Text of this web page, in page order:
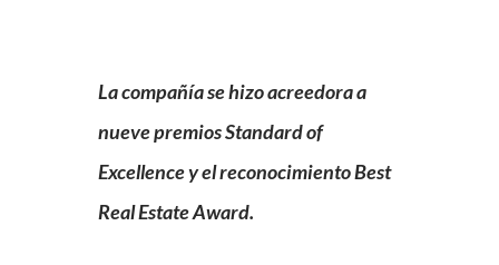
La compañía se hizo acreedora a
nueve premios Standard of
Excellence y el reconocimiento Best
Real Estate Award.